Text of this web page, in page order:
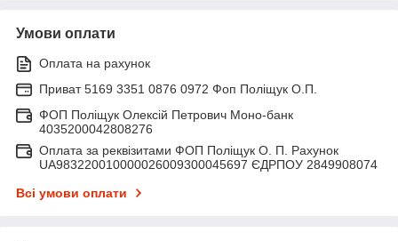
Умови оплати
Оплата на рахунок
Приват 5169 3351 0876 0972 Фоп Поліщук О.П.
ФОП Поліщук Олексій Петрович Моно-банк
4035200042808276
Оплата за реквізитами ФОП Поліщук О. П. Рахунок
UA983220010000026009300045697 ЄДРПОУ 2849908074
Всі умови оплати